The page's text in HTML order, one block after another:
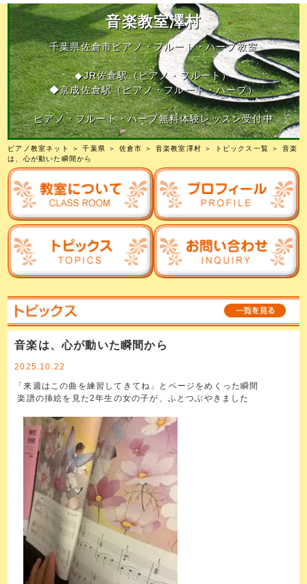
音楽教室澤村
千葉県佐倉市ピアノ・フルート・ハープ教室
◆JR佐倉駅（ピアノ・フルート）
◆京成佐倉駅（ピアノ・フルート・ハープ）
ピアノ・フルート・ハープ無料体験レッスン受付中
ピアノ教室ネット ＞千葉県 ＞ 佐倉市 ＞ 音楽教室澤村 ＞ トピックス一覧 ＞ 音楽
は、心が動いた瞬間から
音楽は、心が動いた瞬間から
2025.10.22
「来週はこの曲を練習してきてね」とページをめくった瞬間
楽譜の挿絵を見た2年生の女の子が、ふとつぶやきました